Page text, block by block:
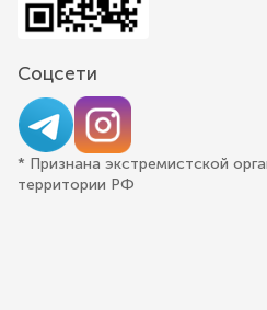
Соцсети
* Признана экстремистской
территории РФ